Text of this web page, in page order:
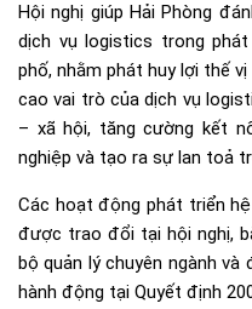
Hội nghị giúp Hải Phòng
dịch vụ logistics trong
phố, nhằm phát huy lợi thế
cao vai trò của dịch vụ
– xã hội, tăng cường kết
nghiệp và tạo ra sự lan toả
Các hoạt động phát triển
được trao đổi tại hội nghị,
bộ quản lý chuyên ngành
hành động tại Quyết định